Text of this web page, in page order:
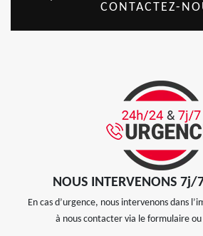
CONTACTEZ-
NOUS INTERVENONS
En cas d’urgence, nous intervenons dans
à nous contacter via le formulaire ou